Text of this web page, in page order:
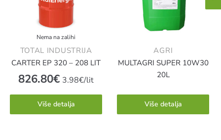
Nema na zalihi
TOTAL INDUSTRIJA
CARTER EP 320 – 208 LIT
826.80€ 3.98€/lit
Više detalja
AGRI
MULTAGRI SUPER 10W30
20L
Više detalja